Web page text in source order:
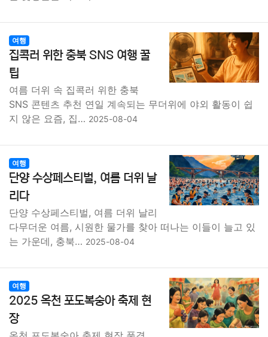
여행
집콕러 위한 충북 SNS 여행 꿀
팁
여름 더위 속 집콕러 위한 충북
SNS 콘텐츠 추천 연일 계속되는 무더위에 야외 활동이 쉽
지 않은 요즘, 집… 2025-08-04
여행
단양 수상페스티벌, 여름 더위 날
리다
단양 수상페스티벌, 여름 더위 날리
다무더운 여름, 시원한 물가를 찾아 떠나는 이들이 늘고 있
는 가운데, 충북… 2025-08-04
여행
2025 옥천 포도복숭아 축제 현
장